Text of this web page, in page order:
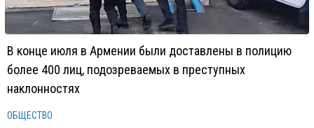
В конце июля в Армении были доставлены в полицию
более 400 лиц, подозреваемых в преступных
наклонностях
ОБЩЕСТВО